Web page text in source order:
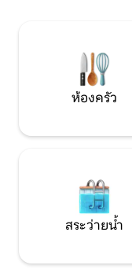
ห้องครัว
สระว่ายน้ำ